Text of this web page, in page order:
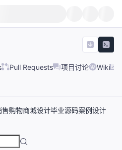
Pull Requests 项目讨论 Wiki
购物商城设计毕业源码案例设计